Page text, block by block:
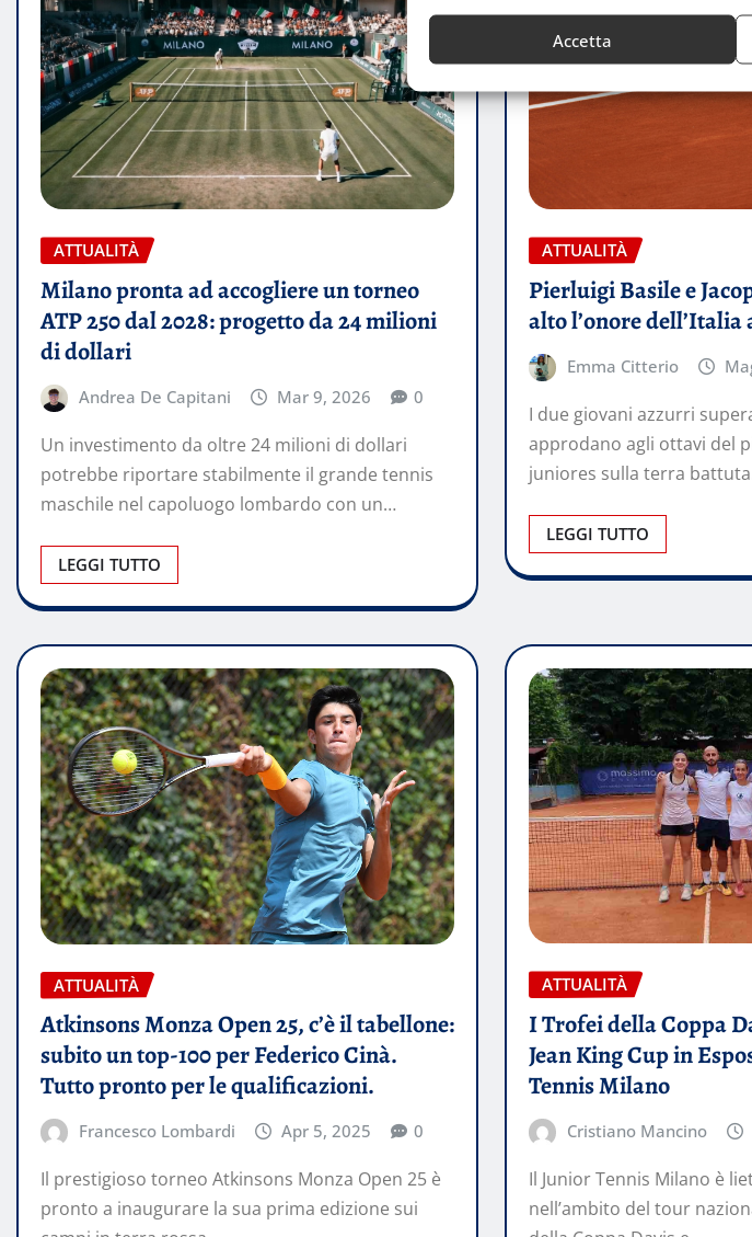
Accetta
ATTUALITÀ
Milano pronta ad accogliere un torneo
ATP 250 dal 2028: progetto da 24 milioni
di dollari
Andrea De Capitani Mar 9, 2026 0
Un investimento da oltre 24 milioni di dollari
potrebbe riportare stabilmente il grande tennis
maschile nel capoluogo lombardo con un…
LEGGI TUTTO
ATTUALITÀ
Pierluigi Basile e
alto l’onore
Emma Citterio
I due giovani azzurri
approdano agli ottavi del
juniores sulla terra
LEGGI TUTTO
ATTUALITÀ
​Atkinsons Monza Open 25, c’è il tabellone:
subito un top-100 per Federico Cinà.
Tutto pronto per le qualificazioni.
Francesco Lombardi Apr 5, 2025 0
​Il prestigioso torneo Atkinsons Monza Open 25 è
pronto a inaugurare la sua prima edizione sui
ATTUALITÀ
I Trofei della Coppa
Jean King Cup in
Tennis Milano
Cristiano Mancino
Il Junior Tennis Milano è
nell’ambito del tour